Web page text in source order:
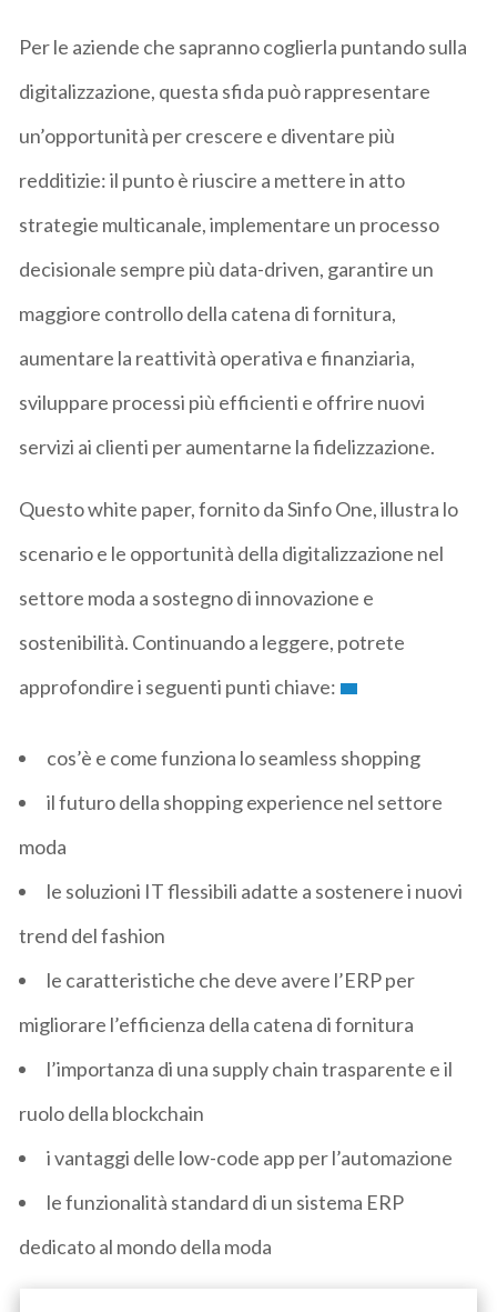
Per le aziende che sapranno coglierla puntando sulla
digitalizzazione, questa sfida può rappresentare
un’opportunità per crescere e diventare più
redditizie: il punto è riuscire a mettere in atto
strategie multicanale, implementare un processo
decisionale sempre più data-driven, garantire un
maggiore controllo della catena di fornitura,
aumentare la reattività operativa e finanziaria,
sviluppare processi più efficienti e offrire nuovi
servizi ai clienti per aumentarne la fidelizzazione.
Questo white paper, fornito da Sinfo One, illustra lo
scenario e le opportunità della digitalizzazione nel
settore moda a sostegno di innovazione e
sostenibilità. Continuando a leggere, potrete
approfondire i seguenti punti chiave:
cos’è e come funziona lo seamless shopping
il futuro della shopping experience nel settore
moda
le soluzioni IT flessibili adatte a sostenere i nuovi
trend del fashion
le caratteristiche che deve avere l’ERP per
migliorare l’efficienza della catena di fornitura
l’importanza di una supply chain trasparente e il
ruolo della blockchain
i vantaggi delle low-code app per l’automazione
le funzionalità standard di un sistema ERP
dedicato al mondo della moda